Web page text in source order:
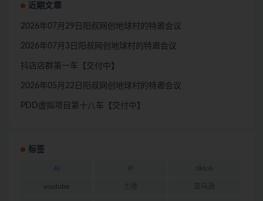
近期文章
2026年07月29日阳叔网创地球村的特邀会议
2026年07月3日阳叔网创地球村的特邀会议
抖店店群第一车【交付中】
2026年05月22日阳叔网创地球村的特邀会议
PDD虚拟项目第十八车【交付中】
标签
AI IP tiktok
youtube 亚马逊